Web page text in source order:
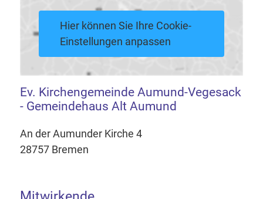
Hier können Sie Ihre Cookie-
Einstellungen anpassen
Ev. Kirchengemeinde Aumund-Vegesack
- Gemeindehaus Alt Aumund
An der Aumunder Kirche 4
28757 Bremen